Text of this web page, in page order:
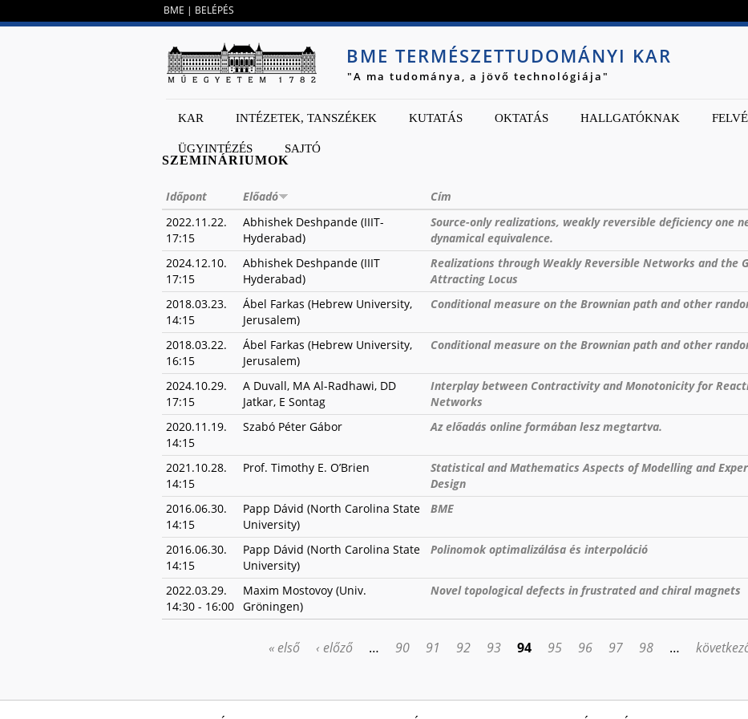
BME | BELÉPÉS
BME TERMÉSZETTUDOMÁNYI KAR
"A ma tudománya, a jövő technológiája"
KAR INTÉZETEK, TANSZÉKEK KUTATÁS OKTATÁS HALLGATÓKNAK
ÜGYINTÉZÉS SAJTÓ
SZEMINÁRIUMOK
Időpont Előadó Cím
2022.11.22.
17:15
Abhishek Deshpande (IIIT-
Hyderabad)
Source-only realizations, weakly reversible deficiency one
dynamical equivalence.
2024.12.10.
17:15
Abhishek Deshpande (IIIT
Hyderabad)
Realizations through Weakly Reversible Networks and the
Attracting Locus
2018.03.23.
14:15
Ábel Farkas (Hebrew University,
Jerusalem)
Conditional measure on the Brownian path and other
2018.03.22.
16:15
Ábel Farkas (Hebrew University,
Jerusalem)
Conditional measure on the Brownian path and other
2024.10.29.
17:15
A Duvall, MA Al-Radhawi, DD
Jatkar, E Sontag
Interplay between Contractivity and Monotonicity for
Networks
2020.11.19.
14:15
Szabó Péter Gábor Az előadás online formában lesz megtartva.
2021.10.28.
14:15
Prof. Timothy E. O’Brien
Statistical and Mathematics Aspects of Modelling and
Design
2016.06.30.
14:15
Papp Dávid (North Carolina State
University)
BME
2016.06.30.
14:15
Papp Dávid (North Carolina State
University)
Polinomok optimalizálása és interpoláció
2022.03.29.
14:30 - 16:00
Maxim Mostovoy (Univ.
Gröningen)
Novel topological defects in frustrated and chiral magnets
« első ‹ előző … 90 91 92 93 94 95 96 97 98 …